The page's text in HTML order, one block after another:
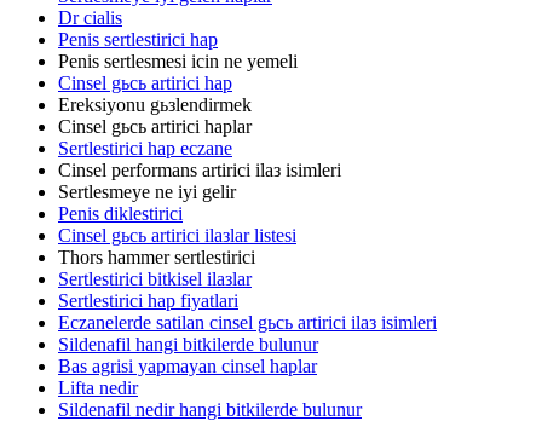
Dr cialis
Penis sertlestirici hap
Penis sertlesmesi icin ne yemeli
Cinsel gьcь artirici hap
Ereksiyonu gьзlendirmek
Cinsel gьcь artirici haplar
Sertlestirici hap eczane
Cinsel performans artirici ilaз isimleri
Sertlesmeye ne iyi gelir
Penis diklestirici
Cinsel gьcь artirici ilaзlar listesi
Thors hammer sertlestirici
Sertlestirici bitkisel ilaзlar
Sertlestirici hap fiyatlari
Eczanelerde satilan cinsel gьcь artirici ilaз isimleri
Sildenafil hangi bitkilerde bulunur
Bas agrisi yapmayan cinsel haplar
Lifta nedir
Sildenafil nedir hangi bitkilerde bulunur